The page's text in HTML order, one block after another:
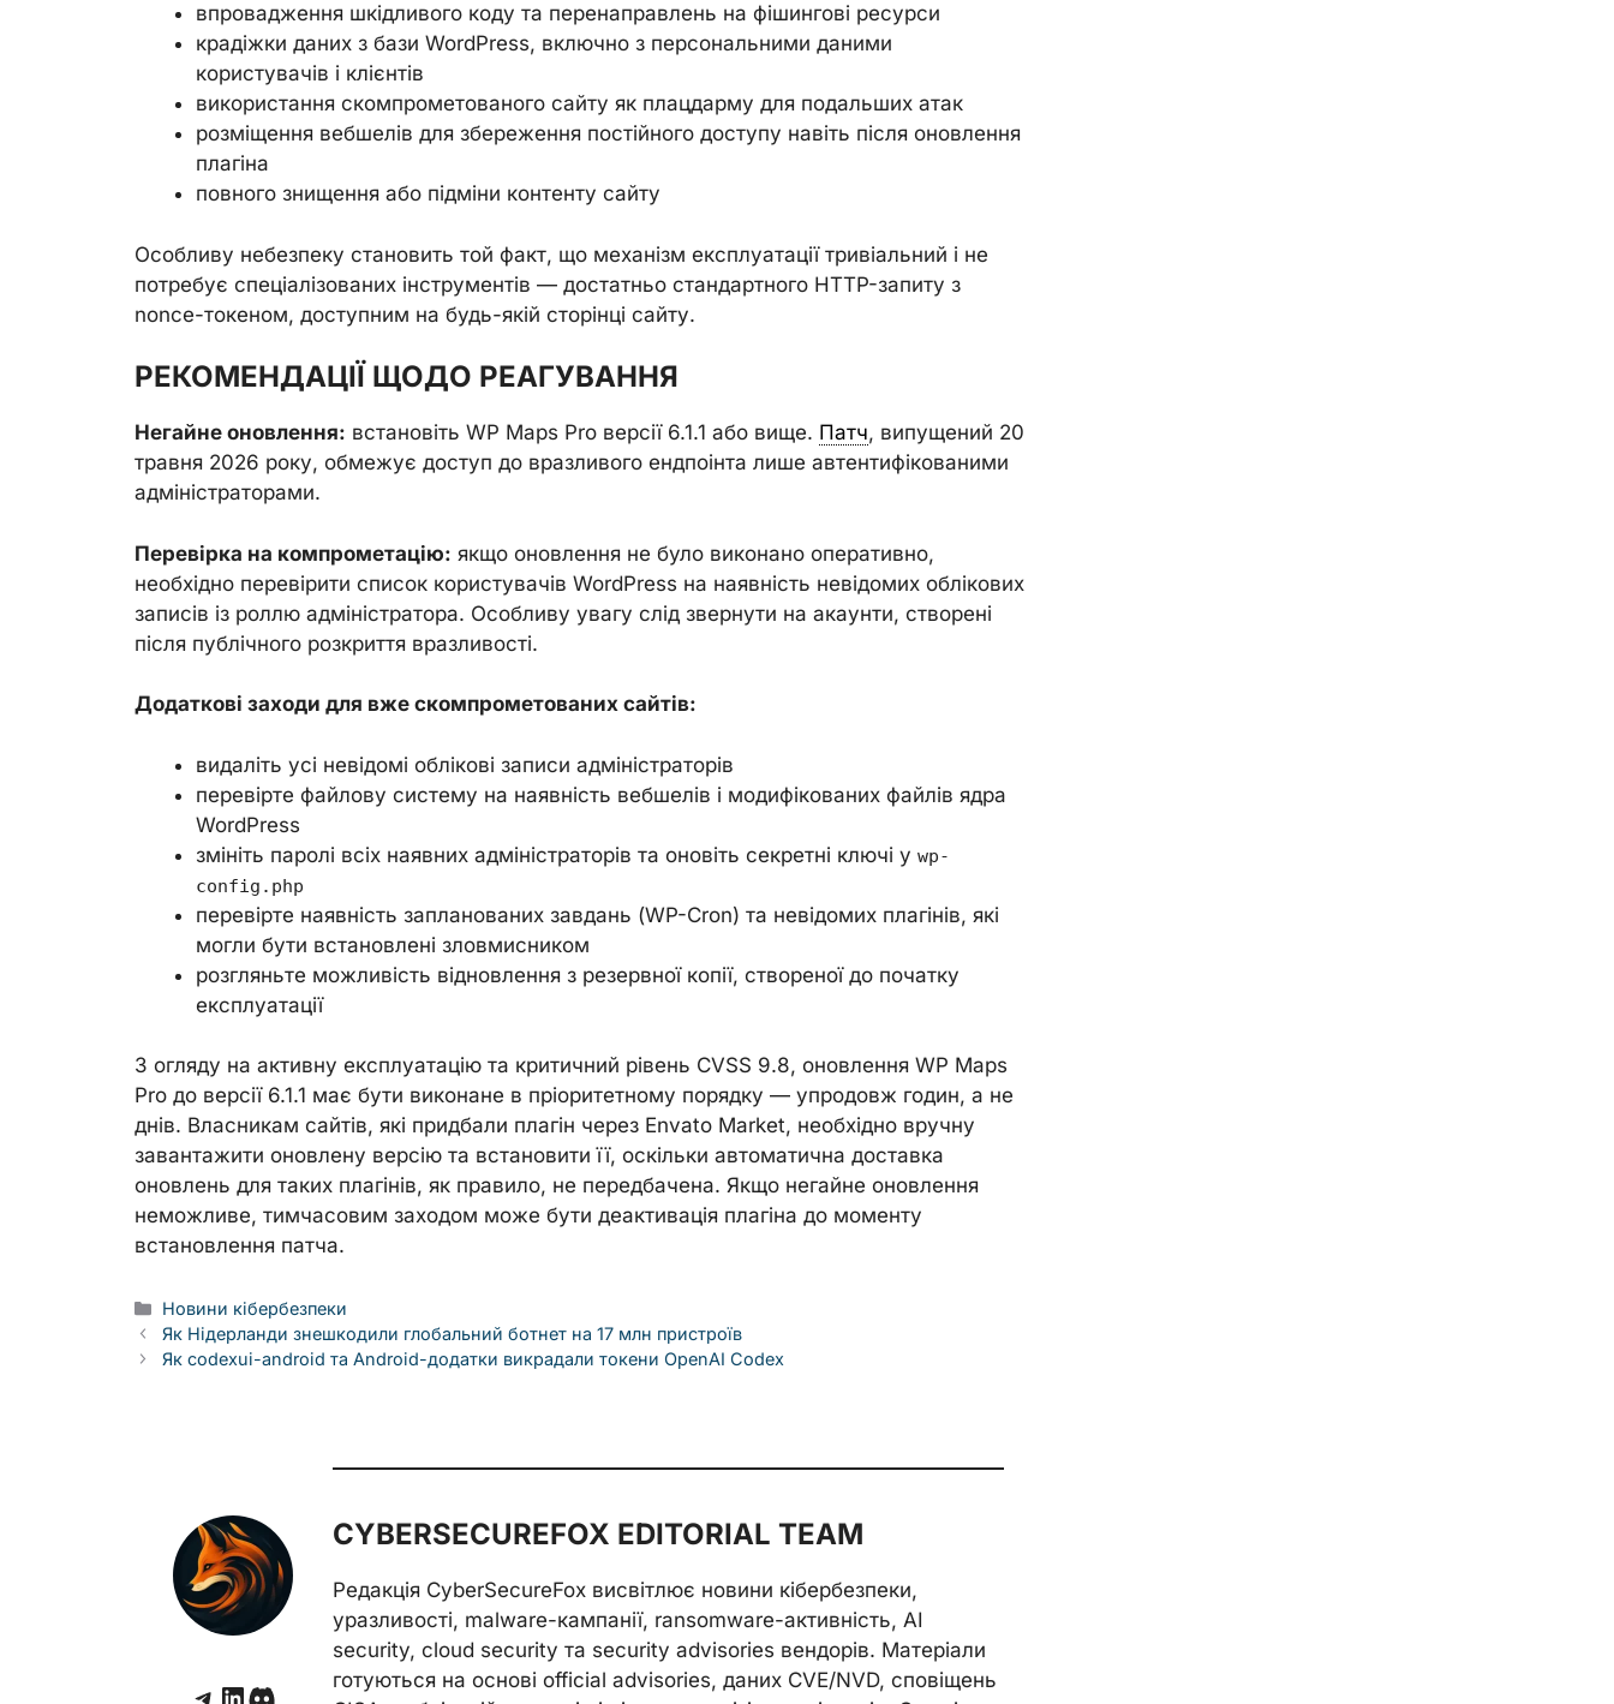
впровадження шкідливого коду та перенаправлень на фішингові ресурси
крадіжки даних з бази WordPress, включно з персональними даними
користувачів і клієнтів
використання скомпрометованого сайту як плацдарму для подальших атак
розміщення вебшелів для збереження постійного доступу навіть після оновлення
плагіна
повного знищення або підміни контенту сайту
Особливу небезпеку становить той факт, що механізм експлуатації тривіальний і не
потребує спеціалізованих інструментів — достатньо стандартного HTTP-запиту з
nonce-токеном, доступним на будь-якій сторінці сайту.
РЕКОМЕНДАЦІЇ ЩОДО РЕАГУВАННЯ
Негайне оновлення: встановіть WP Maps Pro версії 6.1.1 або вище. Патч, випущений 20
травня 2026 року, обмежує доступ до вразливого ендпоінта лише автентифікованими
адміністраторами.
Перевірка на компрометацію: якщо оновлення не було виконано оперативно,
необхідно перевірити список користувачів WordPress на наявність невідомих облікових
записів із роллю адміністратора. Особливу увагу слід звернути на акаунти, створені
після публічного розкриття вразливості.
Додаткові заходи для вже скомпрометованих сайтів:
видаліть усі невідомі облікові записи адміністраторів
перевірте файлову систему на наявність вебшелів і модифікованих файлів ядра
WordPress
змініть паролі всіх наявних адміністраторів та оновіть секретні ключі у wp-
config.php
перевірте наявність запланованих завдань (WP-Cron) та невідомих плагінів, які
могли бути встановлені зловмисником
розгляньте можливість відновлення з резервної копії, створеної до початку
експлуатації
З огляду на активну експлуатацію та критичний рівень CVSS 9.8, оновлення WP Maps
Pro до версії 6.1.1 має бути виконане в пріоритетному порядку — упродовж годин, а не
днів. Власникам сайтів, які придбали плагін через Envato Market, необхідно вручну
завантажити оновлену версію та встановити її, оскільки автоматична доставка
оновлень для таких плагінів, як правило, не передбачена. Якщо негайне оновлення
неможливе, тимчасовим заходом може бути деактивація плагіна до моменту
встановлення патча.
Categories
Новини кібербезпеки
Як Нідерланди знешкодили глобальний ботнет на 17 млн пристроїв
Як codexui-android та Android-додатки викрадали токени OpenAI Codex
Telegram
LinkedIn
Discord
CYBERSECUREFOX EDITORIAL TEAM
Редакція CyberSecureFox висвітлює новини кібербезпеки,
уразливості, malware-кампанії, ransomware-активність, AI
security, cloud security та security advisories вендорів. Матеріали
готуються на основі official advisories, даних CVE/NVD, сповіщень